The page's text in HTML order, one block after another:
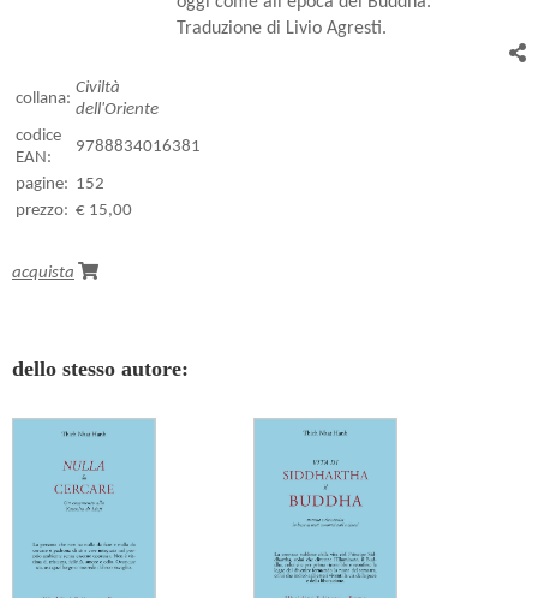
Traduzione di Livio Agresti.
collana:
Civiltà
dell'Oriente
codice
EAN:
9788834016381
pagine: 152
prezzo: € 15,00
acquista
dello stesso autore: